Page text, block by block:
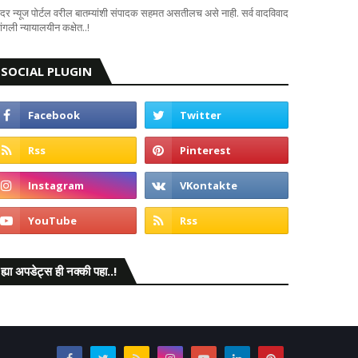
न्यूज पोर्टल वरील बातम्यांशी संपादक सहमत असतीलच असे नाही. सर्व वादविवाद
न्यायालयीन कक्षेत..!
SOCIAL PLUGIN
ह्या अपडेट्स ही नक्की पहा..!